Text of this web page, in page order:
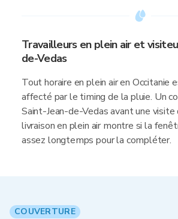
Travailleurs en plein air et
de-Vedas
Tout horaire en plein air en Occitanie
affecté par le timing de la pluie. Un
Saint-Jean-de-Vedas avant une visite
livraison en plein air montre si la
assez longtemps pour la compléter.
COUVERTURE